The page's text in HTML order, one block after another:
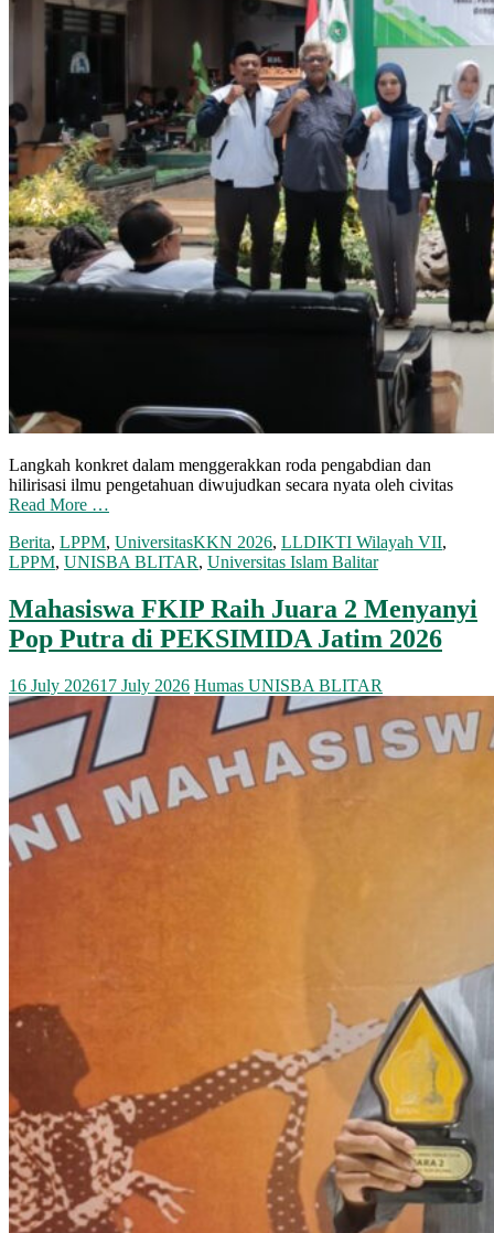
Langkah konkret dalam menggerakkan roda pengabdian dan
hilirisasi ilmu pengetahuan diwujudkan secara nyata oleh civitas
Read More …
Berita, LPPM, UniversitasKKN 2026, LLDIKTI Wilayah VII,
LPPM, UNISBA BLITAR, Universitas Islam Balitar
Mahasiswa FKIP Raih Juara 2 Menyanyi
Pop Putra di PEKSIMIDA Jatim 2026
16 July 202617 July 2026 Humas UNISBA BLITAR